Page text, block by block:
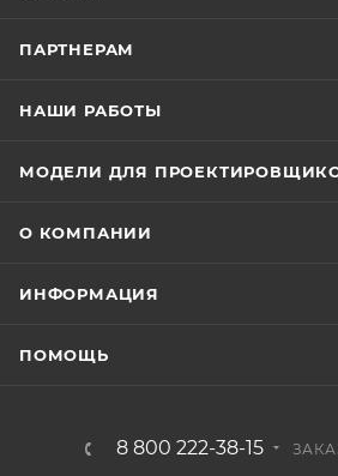
ПАРТНЕРАМ
НАШИ РАБОТЫ
МОДЕЛИ ДЛЯ
О КОМПАНИИ
ИНФОРМАЦИЯ
ПОМОЩЬ
8 800 222-38-15